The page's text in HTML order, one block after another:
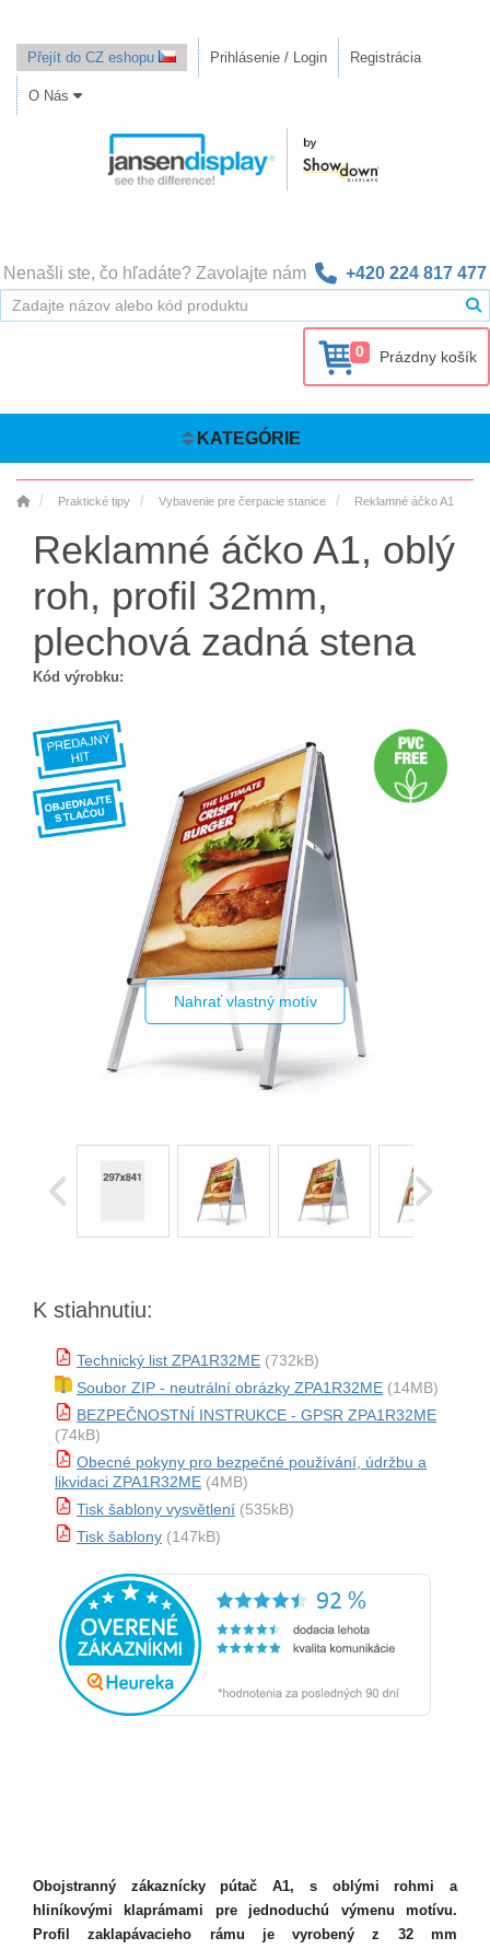
Přejít do CZ eshopu Prihlásenie / Login Registrácia
O Nás
Nenašli ste, čo hľadáte? Zavolajte nám +420 224 817 477
0 Prázdny košík
KATEGÓRIE
Praktické tipy Vybavenie pre čerpacie stanice Reklamné áčko A1
Reklamné áčko A1, oblý
roh, profil 32mm,
plechová zadná stena
Kód výrobku:
Nahrať vlastný motív
K stiahnutiu:
Technický list ZPA1R32ME (732kB)
Soubor ZIP - neutrální obrázky ZPA1R32ME (14MB)
BEZPEČNOSTNÍ INSTRUKCE - GPSR ZPA1R32ME
(74kB)
Obecné pokyny pro bezpečné používání, údržbu a
likvidaci ZPA1R32ME (4MB)
Tisk šablony vysvětlení (535kB)
Tisk šablony (147kB)
Obojstranný zákaznícky pútač A1, s oblými rohmi a
hliníkovými klaprámami pre jednoduchú výmenu motívu.
Profil zaklapávacieho rámu je vyrobený z 32 mm